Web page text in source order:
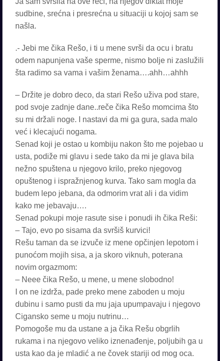
sudbine, srećna i presrećna u situaciji u kojoj sam se
našla.
.- Jebi me čika Rešo, i ti u mene svrši da ocu i bratu
odem napunjena vaše sperme, nismo bolje ni zaslužili
šta radimo sa vama i vašim ženama….ahh…ahhh
– Držite je dobro deco, da stari Rešo uživa pod stare,
pod svoje zadnje dane..reče čika Rešo momcima što
su mi držali noge. I nastavi da mi ga gura, sada malo
već i klecajući nogama.
Senad koji je ostao u kombiju nakon što me pojebao u
usta, podiže mi glavu i sede tako da mi je glava bila
nežno spuštena u njegovo krilo, preko njegovog
opuštenog i ispražnjenog kurva. Tako sam mogla da
budem lepo jebana, da odmorim vrat ali i da vidim
kako me jebavaju….
Senad pokupi moje rasute sise i ponudi ih čika Reši:
– Tajo, evo po sisama da svršiš kurvici!
Rešu taman da se izvuče iz mene opčinjen lepotom i
punoćom mojih sisa, a ja skoro viknuh, poterana
novim orgazmom:
– Neee čika Rešo, u mene, u mene slobodno!
I on ne izdrža, pade preko mene zaboden u moju
dubinu i samo pusti da mu jaja upumpavaju i njegovo
Cigansko seme u moju nutrinu…
Pomogoše mu da ustane a ja čika Rešu obgrlih
rukama i na njegovo veliko iznenađenje, poljubih ga u
usta kao da je mladić a ne čovek stariji od mog oca.